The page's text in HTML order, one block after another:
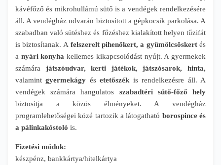
kávéfőző és mikrohullámú sütő is a vendégek rendelkezésére
áll. A vendégház udvarán biztosított a gépkocsik parkolása. A
szabadban való sütéshez és főzéshez kialakított helyen tűzifát
is biztosítanak. A felszerelt pihenőkert, a gyümölcsöskertés
a nyári konyha kellemes kikapcsolódást nyújt. A gyermekek
számára játszóudvar, kerti játékok, játszósarok, hinta,
valamint gyermekágy ésetetőszék is rendelkezésre áll. A
vendégek számára hangulatos szabadtéri sütő-főző hely
biztosítja a közös élményeket. A vendégház
programlehetőségei közé tartozik a látogatható borospince és
a pálinkakóstoló is.
Fizetési módok:
készpénz, bankkártya/hitelkártya